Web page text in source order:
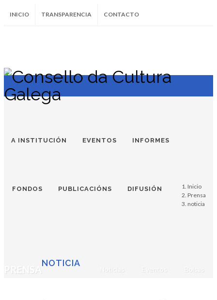
INICIO TRANSPARENCIA CONTACTO
InstagramFacebookTwitter Soundcloud
Youtube
A INSTITUCIÓN EVENTOS INFORMES
FONDOS PUBLICACIÓNS DIFUSIÓN
PRENSA Noticias Eventos Bolsas
NOTICIA
Inicio
Prensa
noticia